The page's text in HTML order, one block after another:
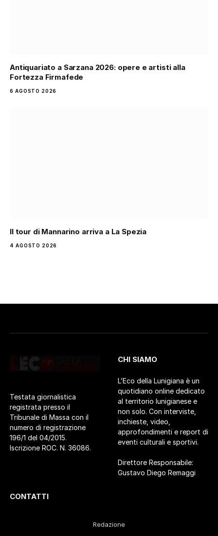
Antiquariato a Sarzana 2026: opere e artisti alla
Fortezza Firmafede
6 AGOSTO 2026
Il tour di Mannarino arriva a La Spezia
4 AGOSTO 2026
Testata giornalistica
registrata presso il
Tribunale di Massa con il
numero di registrazione
196/1 del 04/2015.
Iscrizione ROC. N. 36086.
CHI SIAMO
L’Eco della Lunigiana è un
quotidiano online dedicato
al territorio lunigianese e
non solo. Con interviste,
inchieste, video,
approfondimenti e report di
eventi culturali e sportivi.
Direttore Responsabile:
Gustavo Diego Remaggi
CONTATTI
Redazione